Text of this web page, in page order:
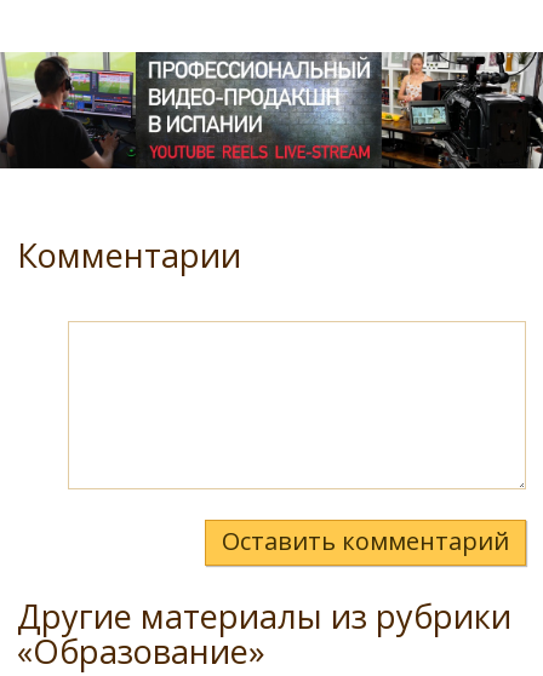
Комментарии
Оставить комментарий
Другие материалы из рубрики
«Образование»